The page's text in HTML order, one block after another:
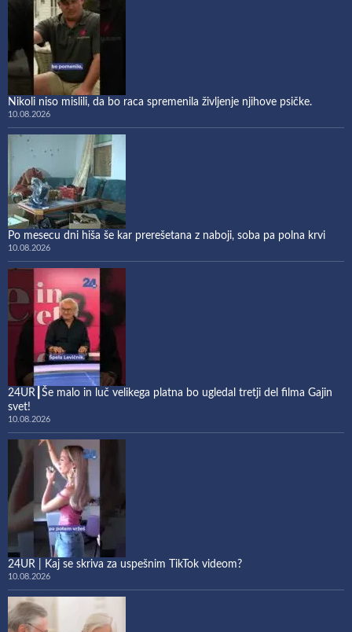
Nikoli niso mislili, da bo raca spremenila življenje njihove psičke.
10.08.2026
Po mesecu dni hiša še kar prerešetana z naboji, soba pa polna krvi
10.08.2026
24UR┃Še malo in luč velikega platna bo ugledal tretji del filma Gajin
svet!
10.08.2026
24UR | Kaj se skriva za uspešnim TikTok videom?
10.08.2026